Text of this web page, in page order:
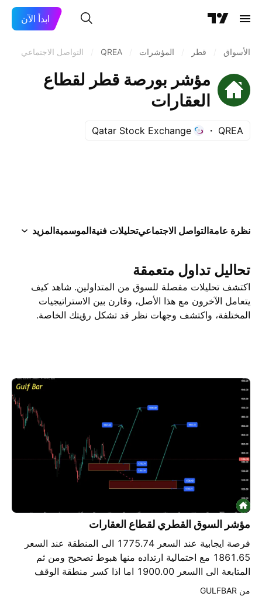
ابدأ الآن
الأسواق قطر المؤشرات QREA التواصل الاجتماعي
مؤشر بورصة قطر لقطاع
العقارات
QREA
Qatar Stock Exchange
نظرة عامةالتواصل الاجتماعيتحليلات فنيةالموسميةالمزيد
تحاليل تداول متعمقة
اكتشف تحليلات مفصلة للسوق من المتداولين. شاهد كيف
يتعامل الآخرون مع هذا الأصل، وقارن بين الاستراتيجيات
المختلفة، واكتشف وجهات نظر قد تشكل رؤيتك الخاصة.
مؤشر السوق القطري لقطاع العقارات
فرصة ايجابية عند السعر 1775.74 الى المنطقة عند السعر
1861.65 مع احتمالية ارتداده منها هبوط تصحيح ومن ثم
المتابعة الى االسعر 1900.00 اما اذا كسر منطقة الوقف
من ‎GULFBAR‎